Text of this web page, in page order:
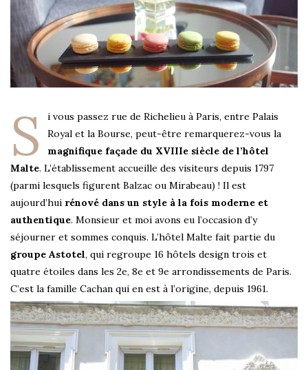
S
i vous passez rue de Richelieu à Paris, entre Palais
Royal et la Bourse, peut-être remarquerez-vous la
magnifique façade du XVIIIe siècle de l’hôtel
Malte. L’établissement accueille des visiteurs depuis 1797
(parmi lesquels figurent Balzac ou Mirabeau) ! Il est
aujourd’hui rénové dans un style à la fois moderne et
authentique. Monsieur et moi avons eu l’occasion d’y
séjourner et sommes conquis. L’hôtel Malte fait partie du
groupe Astotel, qui regroupe 16 hôtels design trois et
quatre étoiles dans les 2e, 8e et 9e arrondissements de Paris.
C’est la famille Cachan qui en est à l’origine, depuis 1961.